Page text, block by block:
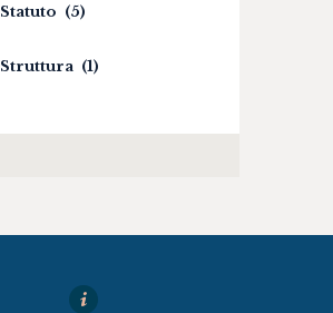
Statuto (5)
Struttura (1)